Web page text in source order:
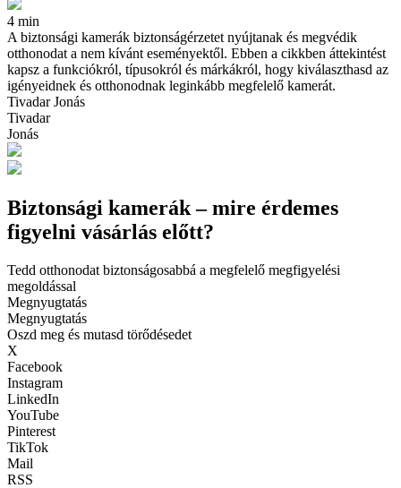
4 min
A biztonsági kamerák biztonságérzetet nyújtanak és megvédik
otthonodat a nem kívánt eseményektől. Ebben a cikkben áttekintést
kapsz a funkciókról, típusokról és márkákról, hogy kiválaszthasd az
igényeidnek és otthonodnak leginkább megfelelő kamerát.
Tivadar Jonás
Tivadar
Jonás
Biztonsági kamerák – mire érdemes
figyelni vásárlás előtt?
Tedd otthonodat biztonságosabbá a megfelelő megfigyelési
megoldással
Megnyugtatás
Megnyugtatás
Oszd meg és mutasd törődésedet
X
Facebook
Instagram
LinkedIn
YouTube
Pinterest
TikTok
Mail
RSS